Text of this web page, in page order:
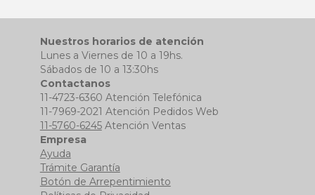
Nuestros horarios de atención
Lunes a Viernes de 10 a 19hs.
Sábados de 10 a 13:30hs
Contactanos
11-4723-6360 Atención Telefónica
11-7969-2021 Atención Pedidos Web
11-5760-6245Atención Ventas
Empresa
Ayuda
Trámite Garantía
Botón de Arrepentimiento